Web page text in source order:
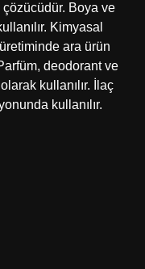
Boya ve
Kimyasal
ara ürün
deodorant ve
kullanılır. İlaç
kullanılır.